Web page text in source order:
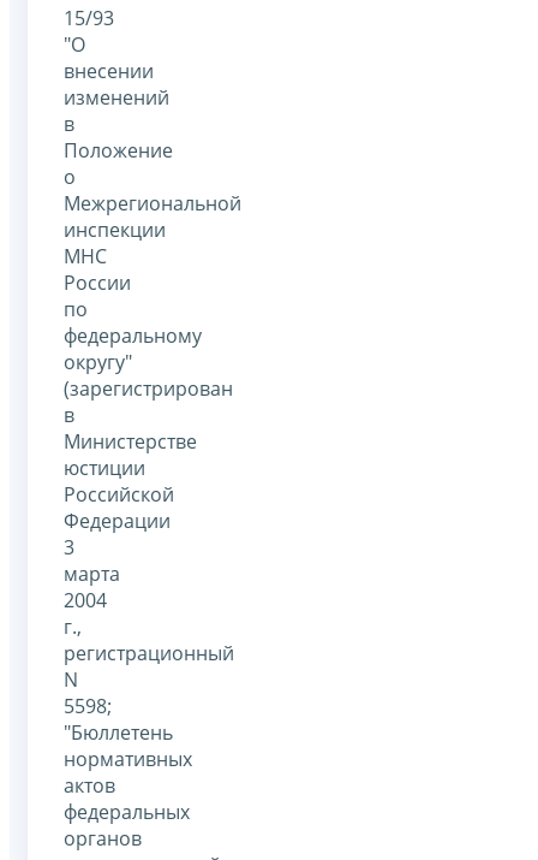
15/93
"О
внесении
изменений
в
Положение
о
Межрегиональной
инспекции
МНС
России
по
федеральному
округу"
(зарегистрирован
в
Министерстве
юстиции
Российской
Федерации
3
марта
2004
г.,
регистрационный
N
5598;
"Бюллетень
нормативных
актов
федеральных
органов